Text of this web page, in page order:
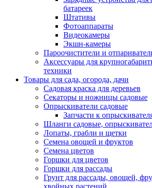
батареек
Штативы
Фотоаппараты
Видеокамеры
Экшн-камеры
Пароочистители и
Аксессуары для
техники
Товары для сада, огорода, дачи
Садовая краска для деревьев
Секаторы и ножницы садовые
Опрыскиватели садовые
Запчасти к
Шланги садовые,
Лопаты, грабли и щетки
Семена овощей и фруктов
Семена цветов
Горшки для цветов
Горшки для рассады
Грунт для рассады, овощей,
хвойных растений